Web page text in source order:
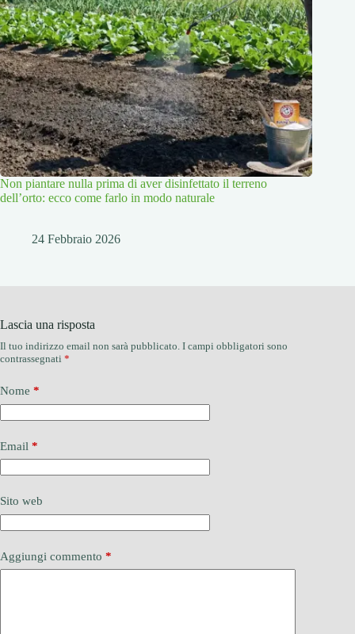
Non piantare nulla prima di aver disinfettato il terreno
dell’orto: ecco come farlo in modo naturale
24 Febbraio 2026
Lascia una risposta
Il tuo indirizzo email non sarà pubblicato. I campi obbligatori sono
contrassegnati *
Nome *
Email *
Sito web
Aggiungi commento *